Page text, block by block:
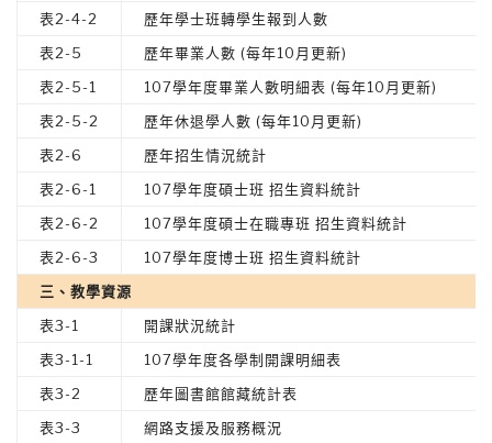
表2-4-2
歷年學士班轉學生報到人數
表2-5
歷年畢業人數 (每年10月更新)
表2-5-1
107學年度畢業人數明細表 (每年10月更新)
表2-5-2
歷年休退學人數 (每年10月更新)
表2-6
歷年招生情況統計
表2-6-1
107學年度碩士班 招生資料統計
表2-6-2
107學年度碩士在職專班 招生資料統計
表2-6-3
107學年度博士班 招生資料統計
三、教學資源
表3-1
開課狀況統計
表3-1-1
107學年度各學制開課明細表
表3-2
歷年圖書館館藏統計表
表3-3
網路支援及服務概況